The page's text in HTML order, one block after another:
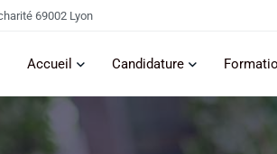
69002 Lyon
Accueil Candidature